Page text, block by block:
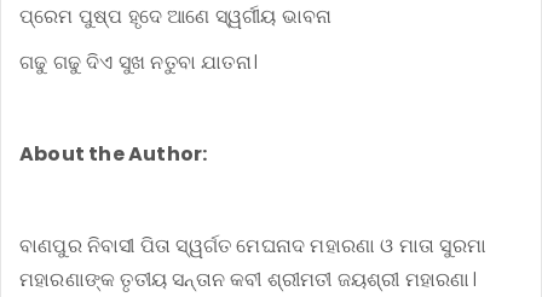
ପ୍ରେମ ପୁଷ୍ପ ହୃଦେ ଆଣେ ସ୍ୱର୍ଗୀୟ ଭାବନା
ଗଢୁ ଗଢୁ ଦିଏ ସୁଖ ନତୁବା ଯାତନା।
About the Author:
ବାଣପୁର ନିବାସୀ ପିତା ସ୍ୱର୍ଗତ ମେଘନାଦ ମହାରଣା ଓ ମାତା ସୁରମା
ମହାରଣାଙ୍କ ତୃତୀୟ ସନ୍ତାନ କବୀ ଶ୍ରୀମତୀ ଜୟଶ୍ରୀ ମହାରଣା।